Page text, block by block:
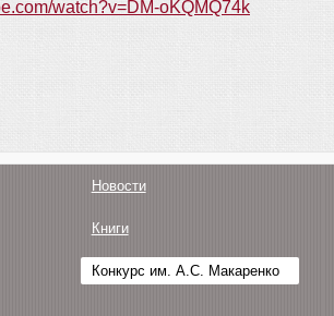
watch?v=DM-oKQMQ74k
Новости
Книги
Конкурс им. А.С. Макаренко